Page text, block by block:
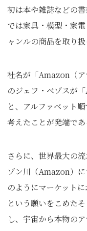
初は本や雑誌などの
では家具・模型・家
ャンルの商品を取り扱
社名が「Amazon（
のジェフ・ベゾスが
と、アルファベット
考えたことが発端であ
さらに、世界最大の
ゾン川（Amazon）
のようにマーケット
という願いをこめた
し、宇宙から本物の